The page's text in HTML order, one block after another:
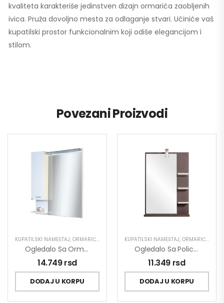
kvaliteta karakteriše jedinstven dizajn ormarića zaobljenih
ivica. Pruža dovoljno mesta za odlaganje stvari. Učiniće vaš
kupatilski prostor funkcionalnim koji odiše elegancijom i
stilom.
Povezani Proizvodi
KUPATILSKI NAMEŠTAJ, ORMARIĆ SA OGLEDALOM
Ogledalo Sa Ormarićem Pino Art Klasik 0125 85cm
14.749rsd
DODAJ U KORPU
KUPATILSKI NAMEŠTAJ, ORMARIĆ SA OGLEDALOM
Ogledalo Sa Policama Pino Art Moka 0182 60cm
11.349 rsd
DODAJ U KORPU